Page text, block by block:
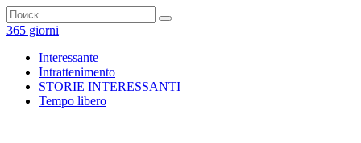
Перейти
к
содержанию
Search
for:
365 giorni
Interessante
Intrattenimento
STORIE INTERESSANTI
Tempo libero